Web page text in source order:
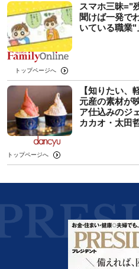
スマホ三昧="
聞けば一発で
いている職業"
トップページへ
【知りたい
元産の素材が
ア仕込みのジ
カカオ・太田
トップページへ